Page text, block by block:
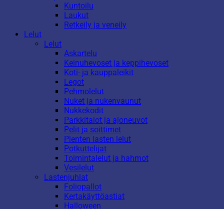
Kuntoilu
Laukut
Retkeily ja veneily
Lelut
Lelut
Askartelu
Keinuhevoset ja keppihevoset
Koti- ja kauppaleikit
Legot
Pehmolelut
Nuket ja nukenvaunut
Nukkekodit
Parkkitalot ja ajoneuvot
Pelit ja soittimet
Pienten lasten lelut
Potkuttelijat
Toimintalelut ja hahmot
Vesilelut
Lastenjuhlat
Foliopallot
Kertakäyttöastiat
Halloween